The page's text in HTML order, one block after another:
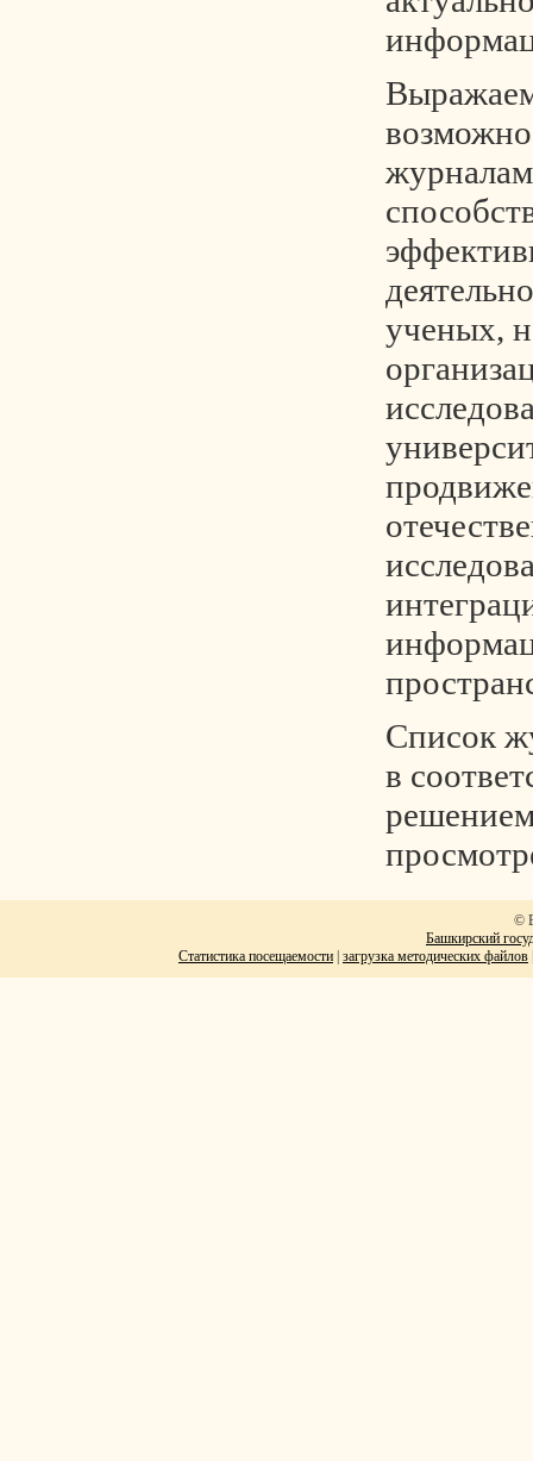
ученых,
Список
в
©
Башкирский
Статистика посещаемости загрузка методических файлов